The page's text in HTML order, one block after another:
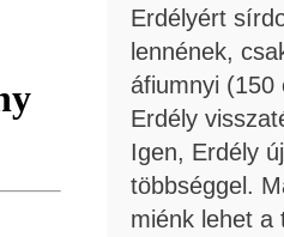
Erdélyért
lennének,
áfiumnyi
Erdély
Igen, Erdély
többséggel.
miénk lehet a